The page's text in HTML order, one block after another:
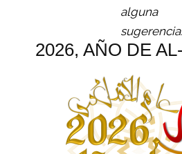
alguna
sugerencia.
2026, AÑO DE